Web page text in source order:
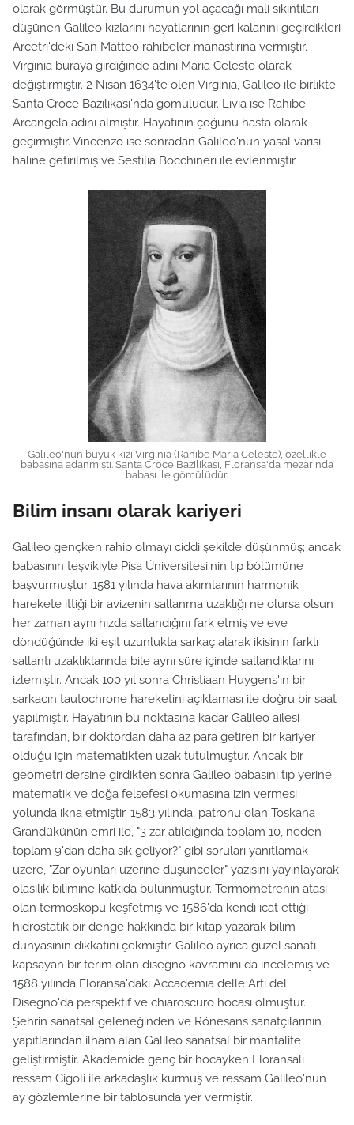
olarak görmüştür. Bu durumun yol açacağı mali sıkıntıları
düşünen Galileo kızlarını hayatlarının geri kalanını geçirdikleri
Arcetri'deki San Matteo rahibeler manastırına vermiştir.
Virginia buraya girdiğinde adını Maria Celeste olarak
değiştirmiştir. 2 Nisan 1634'te ölen Virginia, Galileo ile birlikte
Santa Croce Bazilikası'nda gömülüdür. Livia ise Rahibe
Arcangela adını almıştır. Hayatının çoğunu hasta olarak
geçirmiştir. Vincenzo ise sonradan Galileo'nun yasal varisi
haline getirilmiş ve Sestilia Bocchineri ile evlenmiştir.
Galileo'nun büyük kızı Virginia (Rahibe Maria Celeste), özellikle
babasına adanmıştı. Santa Croce Bazilikası, Floransa'da mezarında
babası ile gömülüdür.
Bilim insanı olarak kariyeri
Galileo gençken rahip olmayı ciddi şekilde düşünmüş; ancak
babasının teşvikiyle Pisa Üniversitesi'nin tıp bölümüne
başvurmuştur. 1581 yılında hava akımlarının harmonik
harekete ittiği bir avizenin sallanma uzaklığı ne olursa olsun
her zaman aynı hızda sallandığını fark etmiş ve eve
döndüğünde iki eşit uzunlukta sarkaç alarak ikisinin farklı
sallantı uzaklıklarında bile aynı süre içinde sallandıklarını
izlemiştir. Ancak 100 yıl sonra Christiaan Huygens'ın bir
sarkacın tautochrone hareketini açıklaması ile doğru bir saat
yapılmıştır. Hayatının bu noktasına kadar Galileo ailesi
tarafından, bir doktordan daha az para getiren bir kariyer
olduğu için matematikten uzak tutulmuştur. Ancak bir
geometri dersine girdikten sonra Galileo babasını tıp yerine
matematik ve doğa felsefesi okumasına izin vermesi
yolunda ikna etmiştir. 1583 yılında, patronu olan Toskana
Grandükünün emri ile, "3 zar atıldığında toplam 10, neden
toplam 9'dan daha sık geliyor?" gibi soruları yanıtlamak
üzere, "Zar oyunları üzerine düşünceler" yazısını yayınlayarak
olasılık bilimine katkıda bulunmuştur. Termometrenin atası
olan termoskopu keşfetmiş ve 1586'da kendi icat ettiği
hidrostatik bir denge hakkında bir kitap yazarak bilim
dünyasının dikkatini çekmiştir. Galileo ayrıca güzel sanatı
kapsayan bir terim olan disegno kavramını da incelemiş ve
1588 yılında Floransa'daki Accademia delle Arti del
Disegno'da perspektif ve chiaroscuro hocası olmuştur.
Şehrin sanatsal geleneğinden ve Rönesans sanatçılarının
yapıtlarından ilham alan Galileo sanatsal bir mantalite
geliştirmiştir. Akademide genç bir hocayken Floransalı
ressam Cigoli ile arkadaşlık kurmuş ve ressam Galileo'nun
ay gözlemlerine bir tablosunda yer vermiştir.